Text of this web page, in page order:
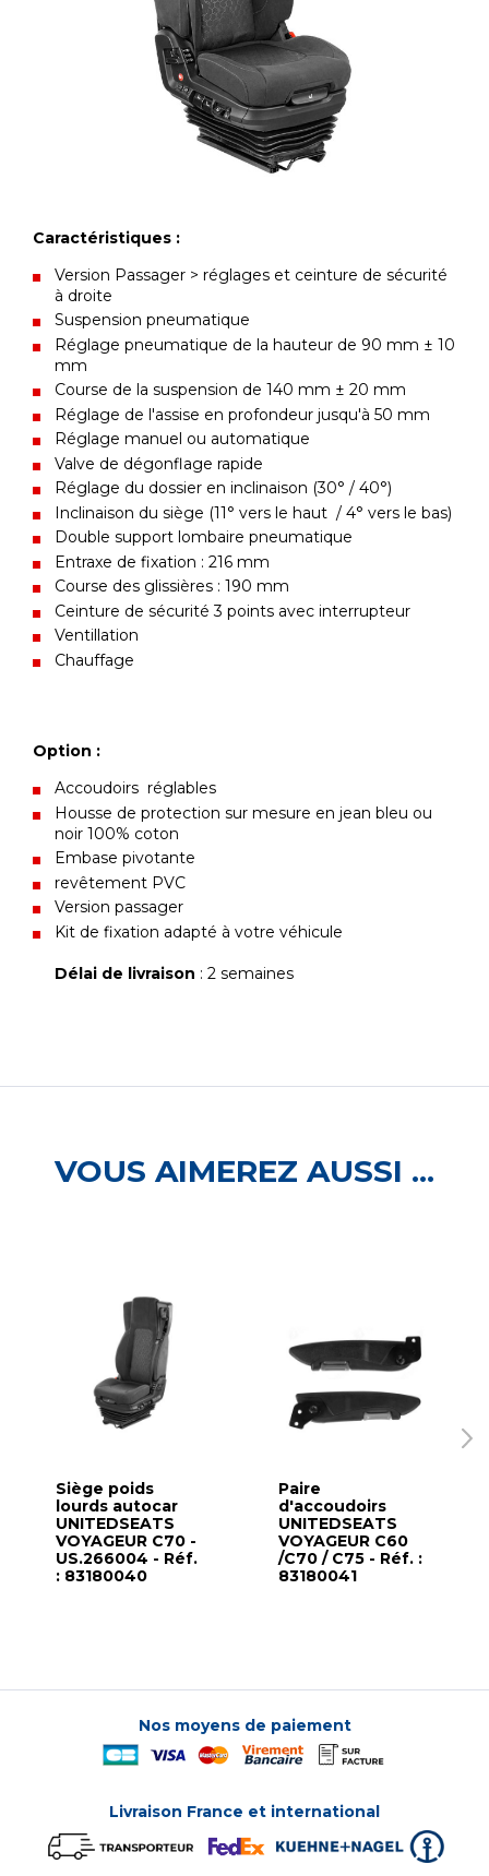
Caractéristiques :
Version Passager > réglages et ceinture de sécurité
à droite
Suspension pneumatique
Réglage pneumatique de la hauteur de 90 mm ± 10
mm
Course de la suspension de 140 mm ± 20 mm
Réglage de l'assise en profondeur jusqu'à 50 mm
Réglage manuel ou automatique
Valve de dégonflage rapide
Réglage du dossier en inclinaison (30° / 40°)
Inclinaison du siège (11° vers le haut / 4° vers le bas)
Double support lombaire pneumatique
Entraxe de fixation : 216 mm
Course des glissières : 190 mm
Ceinture de sécurité 3 points avec interrupteur
Ventillation
Chauffage
Option :
Accoudoirs réglables
Housse de protection sur mesure en jean bleu ou
noir 100% coton
Embase pivotante
revêtement PVC
Version passager
Kit de fixation adapté à votre véhicule
Délai de livraison : 2 semaines
VOUS AIMEREZ AUSSI ...
Siège poids
lourds autocar
UNITEDSEATS
VOYAGEUR C70 -
US.266004 - Réf.
: 83180040
Paire
d'accoudoirs
UNITEDSEATS
VOYAGEUR C60
/C70 / C75 - Réf. :
83180041
Nos moyens de paiement
Livraison France et international